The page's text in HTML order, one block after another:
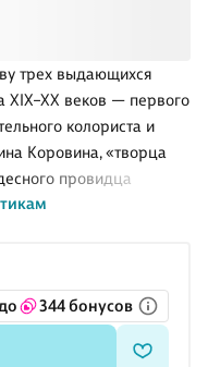
трех выдающихся
XIX–XX веков — первого
колориста и
Коровина, «творца
провидца
и «ироничного
344 бонусов